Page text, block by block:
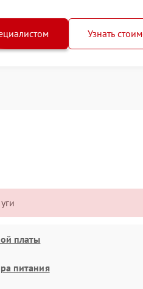
Узнать
платы
питания